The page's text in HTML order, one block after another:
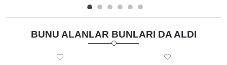
BUNU ALANLAR BUNLARI DA ALDI